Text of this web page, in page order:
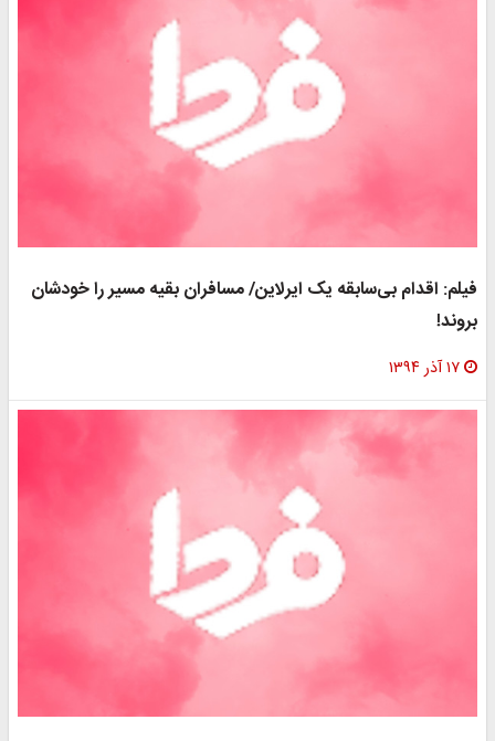
فیلم: اقدام بی‌سابقه یک ایرلاین/ مسافران بقیه مسیر را خودشان
بروند!
۱۷ آذر ۱۳۹۴